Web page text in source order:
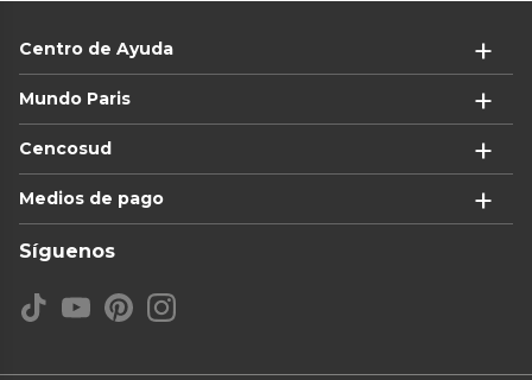
Centro de Ayuda
Mundo Paris
Cencosud
Medios de pago
Síguenos